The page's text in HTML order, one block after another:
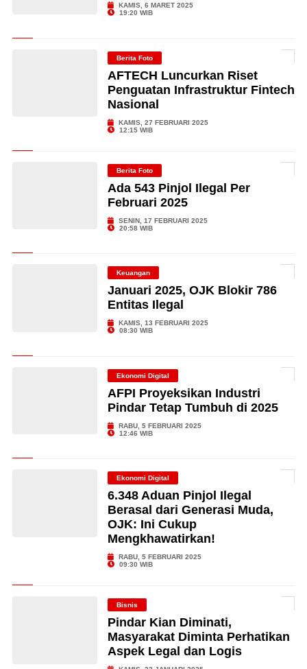
KAMIS, 6 MARET 2025
19:20 WIB
Berita Foto
AFTECH Luncurkan Riset
Penguatan Infrastruktur Fintech
Nasional
KAMIS, 27 FEBRUARI 2025
12:15 WIB
Berita Foto
Ada 543 Pinjol Ilegal Per
Februari 2025
SENIN, 17 FEBRUARI 2025
20:58 WIB
Keuangan
Januari 2025, OJK Blokir 786
Entitas Ilegal
KAMIS, 13 FEBRUARI 2025
08:30 WIB
Ekonomi Digital
AFPI Proyeksikan Industri
Pindar Tetap Tumbuh di 2025
RABU, 5 FEBRUARI 2025
12:46 WIB
Ekonomi Digital
6.348 Aduan Pinjol Ilegal
Berasal dari Generasi Muda,
OJK: Ini Cukup
Mengkhawatirkan!
RABU, 5 FEBRUARI 2025
09:30 WIB
Bisnis
Pindar Kian Diminati,
Masyarakat Diminta Perhatikan
Aspek Legal dan Logis